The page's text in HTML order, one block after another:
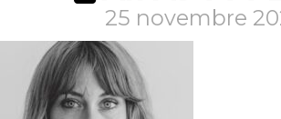
25 novembre